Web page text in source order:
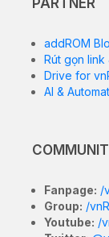
addROM
Rút gọn link
Drive for
AI &
Fanpage: /
Group: /
Youtube: /